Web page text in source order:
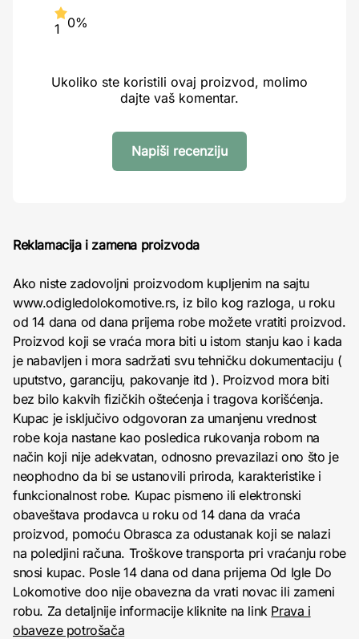
1 0%
Ukoliko ste koristili ovaj proizvod, molimo
dajte vaš komentar.
Napiši recenziju
Reklamacija i zamena proizvoda
Ako niste zadovoljni proizvodom kupljenim na sajtu
www.odigledolokomotive.rs, iz bilo kog razloga, u roku
od 14 dana od dana prijema robe možete vratiti proizvod.
Proizvod koji se vraća mora biti u istom stanju kao i kada
je nabavljen i mora sadržati svu tehničku dokumentaciju (
uputstvo, garanciju, pakovanje itd ). Proizvod mora biti
bez bilo kakvih fizičkih oštećenja i tragova korišćenja.
Kupac je isključivo odgovoran za umanjenu vrednost
robe koja nastane kao posledica rukovanja robom na
način koji nije adekvatan, odnosno prevazilazi ono što je
neophodno da bi se ustanovili priroda, karakteristike i
funkcionalnost robe. Kupac pismeno ili elektronski
obaveštava prodavca u roku od 14 dana da vraća
proizvod, pomoću Obrasca za odustanak koji se nalazi
na poledjini računa. Troškove transporta pri vraćanju robe
snosi kupac. Posle 14 dana od dana prijema Od Igle Do
Lokomotive doo nije obavezna da vrati novac ili zameni
robu. Za detaljnije informacije kliknite na link Prava i
obaveze potrošača